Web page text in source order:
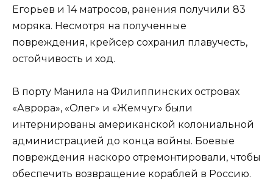
Егорьев и 14 матросов, ранения получили 83
моряка. Несмотря на полученные
повреждения, крейсер сохранил плавучесть,
остойчивость и ход.
В порту Манила на Филиппинских островах
«Аврора», «Олег» и «Жемчуг» были
интернированы американской колониальной
администрацией до конца войны. Боевые
повреждения наскоро отремонтировали, чтобы
обеспечить возвращение кораблей в Россию.